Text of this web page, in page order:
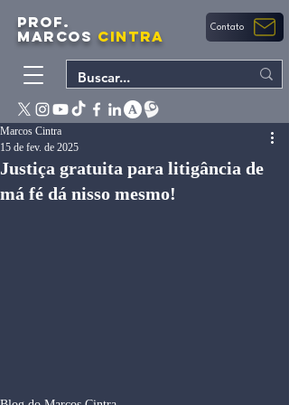
PROF.
MARCOS CINTRA Contato
Justiça gratuita para litigância de
má fé dá nisso mesmo!
Marcos Cintra
15 de fev. de 2025